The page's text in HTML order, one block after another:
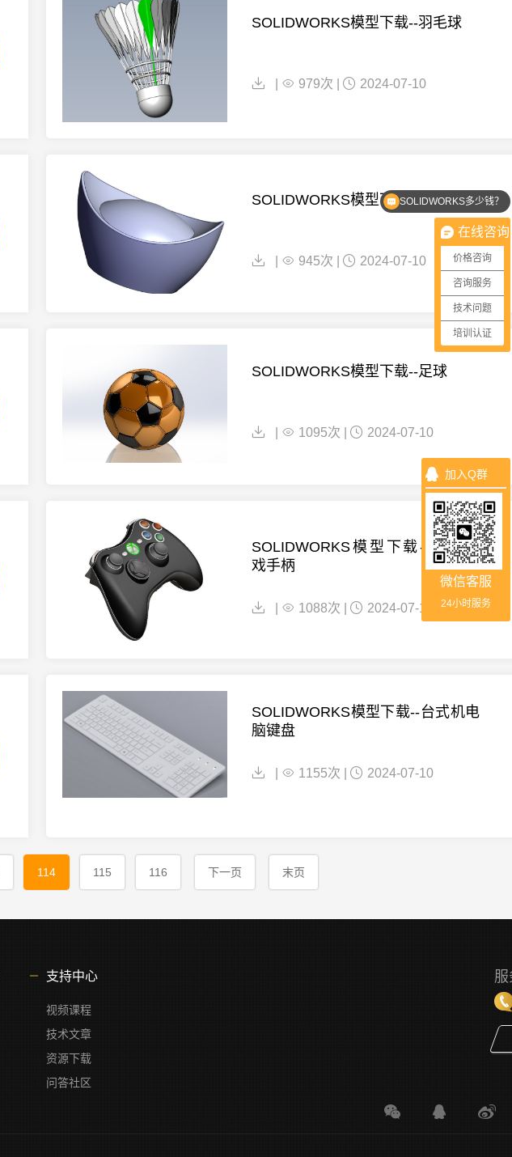
SOLIDWORKS模型下载--羽毛球
979次 | 2024-07-10
SOLIDWORKS模型下载--金元宝
945次 | 2024-07-10
SOLIDWORKS模型下载--足球
1095次 | 2024-07-10
SOLIDWORKS模型下载--Xbox游
戏手柄
1088次 | 2024-07-10
SOLIDWORKS模型下载--台式机电
脑键盘
1155次 | 2024-07-10
114 115 116 下一页 末页
加入Q群
微信客服
24小时服务
支持中心
视频课程
技术文章
资源下载
问答社区
在线咨询
价格咨询
咨询服务
技术问题
培训认证
SOLIDWORKS优惠价格